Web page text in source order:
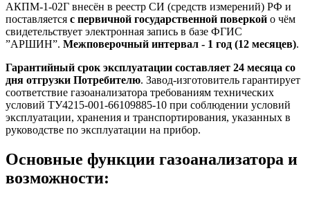
АКПМ-1-02Г внесён в реестр СИ (средств измерений) РФ и
поставляется с первичной государственной поверкой о чём
свидетельствует электронная запись в базе ФГИС
”АРШИН”. Межповерочный интервал - 1 год (12 месяцев).
Гарантийный срок эксплуатации составляет 24 месяца со
дня отгрузки Потребителю. Завод-изготовитель гарантирует
соответствие газоанализатора требованиям технических
условий ТУ4215-001-66109885-10 при соблюдении условий
эксплуатации, хранения и транспортирования, указанных в
руководстве по эксплуатации на прибор.
Основные функции газоанализатора и
возможности: